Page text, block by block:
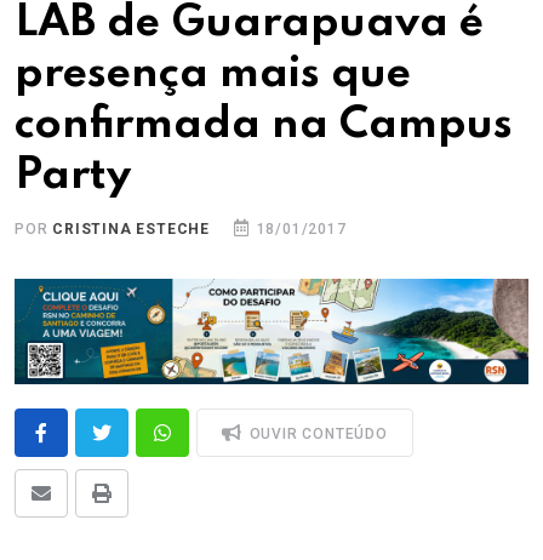
LAB de Guarapuava é
presença mais que
confirmada na Campus
Party
POR CRISTINA ESTECHE 18/01/2017
OUVIR CONTEÚDO